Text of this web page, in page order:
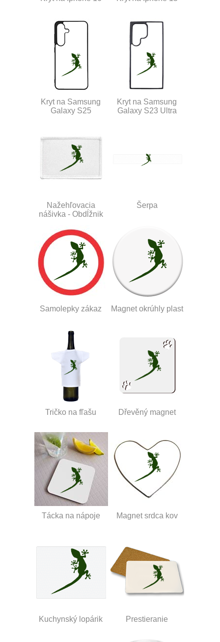
Kryt na Samsung
Galaxy S25
Kryt na Samsung
Galaxy S23 Ultra
Nažehľovacia
nášivka - Obdĺžnik
Šerpa
Samolepky zákaz Magnet okrúhly plast
Tričko na fľašu Dřevěný magnet
Tácka na nápoje Magnet srdca kov
Kuchynský lopárik Prestieranie